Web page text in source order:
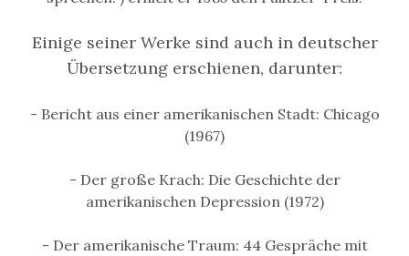
Einige seiner Werke sind auch in deutscher
Übersetzung erschienen, darunter:
- Bericht aus einer amerikanischen Stadt: Chicago
(1967)
- Der große Krach: Die Geschichte der
amerikanischen Depression (1972)
- Der amerikanische Traum: 44 Gespräche mit